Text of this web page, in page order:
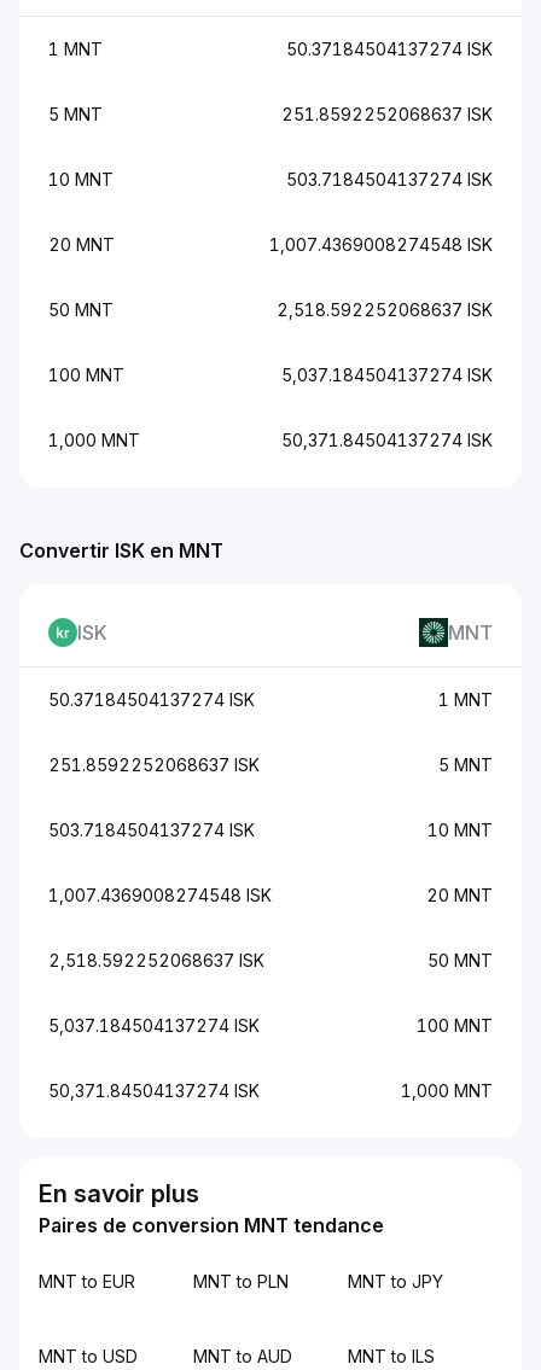
1 MNT 50.37184504137274 ISK
5 MNT 251.8592252068637 ISK
10 MNT 503.7184504137274 ISK
20 MNT 1,007.4369008274548 ISK
50 MNT 2,518.592252068637 ISK
100 MNT 5,037.184504137274 ISK
1,000 MNT 50,371.84504137274 ISK
Convertir ISK en MNT
ISK MNT
50.37184504137274 ISK 1 MNT
251.8592252068637 ISK 5 MNT
503.7184504137274 ISK 10 MNT
1,007.4369008274548 ISK 20 MNT
2,518.592252068637 ISK 50 MNT
5,037.184504137274 ISK 100 MNT
50,371.84504137274 ISK 1,000 MNT
En savoir plus
Paires de conversion MNT tendance
MNT to EUR MNT to PLN MNT to JPY
MNT to USD MNT to AUD MNT to ILS